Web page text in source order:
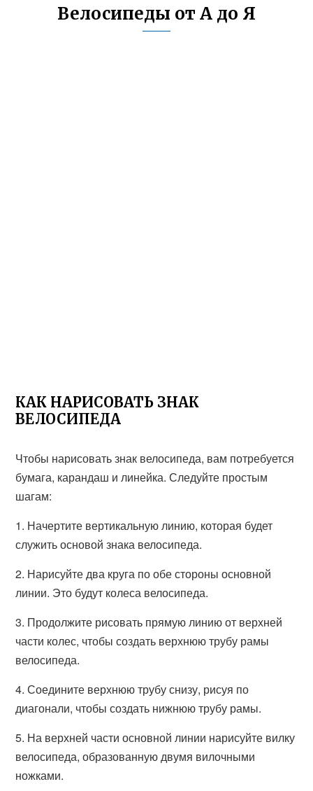
Велосипеды от А до Я
КАК НАРИСОВАТЬ ЗНАК
ВЕЛОСИПЕДА
Чтобы нарисовать знак велосипеда, вам потребуется
бумага, карандаш и линейка. Следуйте простым
шагам:
1. Начертите вертикальную линию, которая будет
служить основой знака велосипеда.
2. Нарисуйте два круга по обе стороны основной
линии. Это будут колеса велосипеда.
3. Продолжите рисовать прямую линию от верхней
части колес, чтобы создать верхнюю трубу рамы
велосипеда.
4. Соедините верхнюю трубу снизу, рисуя по
диагонали, чтобы создать нижнюю трубу рамы.
5. На верхней части основной линии нарисуйте вилку
велосипеда, образованную двумя вилочными
ножками.